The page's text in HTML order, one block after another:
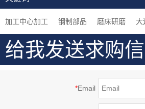
加工中心加工 钢制部品 磨床研磨 大
给我发送求购
*Email